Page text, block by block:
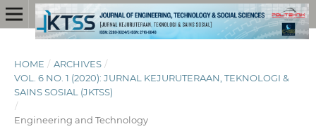
HOME / ARCHIVES /
VOL. 6 NO. 1 (2020): JURNAL KEJURUTERAAN, TEKNOLOGI &
SAINS SOSIAL (JKTSS)
/
Engineering and Technology